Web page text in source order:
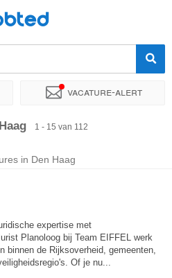
Vacature-alert
Bedrijf Soort dienstverband
1 - 15 van 112
in Den Haag
expertise met
Planoloog bij Team EIFFEL werk
binnen de Rijksoverheid, gemeenten,
Of je nu...